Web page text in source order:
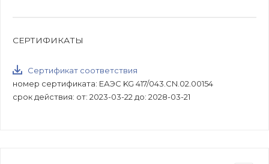
СЕРТИФИКАТЫ
Сертификат соответствия
номер сертификата: ЕАЭС KG 417/043.CN.02.00154
срок действия: от: 2023-03-22 до: 2028-03-21